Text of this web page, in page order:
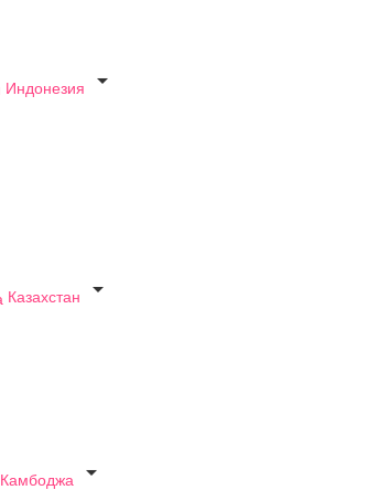
Индонезия

Казахстан

Камбоджа
